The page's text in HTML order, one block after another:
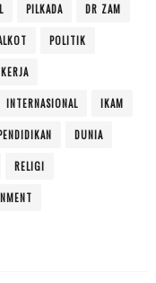
PILKADA DR ZAM
POLITIK
INTERNASIONAL IKAM
DUNIA
RELIGI